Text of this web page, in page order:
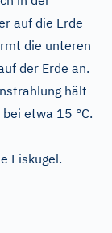
auf die Erde
die unteren
der Erde an.
hält
etwa 15 °C.
Eiskugel.